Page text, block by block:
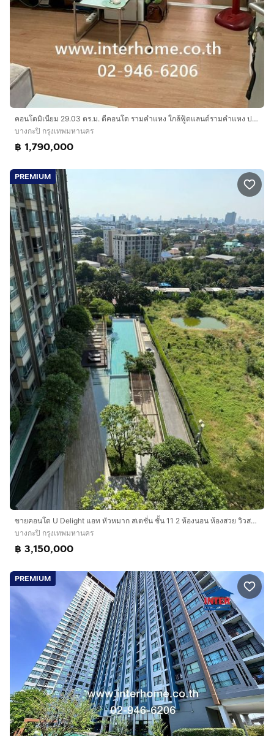
คอนโดมิเนียม 29.03 ตร.ม. ดีคอนโด รามคำแหง ใกล้ฟู้ดแลนด์รามคำแหง ปากซอยรามคำแหง9 ถนนรามคำแหง ถนนพระราม9 เขตบางกะปิ กรุงเทพมหานคร
บางกะปิ กรุงเทพมหานคร
฿ 1,790,000
PREMIUM
ขายคอนโด U Delight แอท หัวหมาก สเตชั่น ชั้น 11 2 ห้องนอน ห้องสวย วิวสระ พร้อมอยู่ ใกล้ Airport Link และ The Mall บางกะปิ
บางกะปิ กรุงเทพมหานคร
฿ 3,150,000
PREMIUM